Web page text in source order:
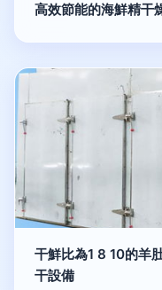
高效節能的海鮮精干
干鮮比為1 8 10的羊
干設備